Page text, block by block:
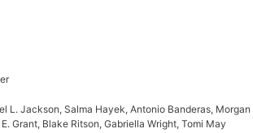
L. Jackson, Salma Hayek, Antonio Banderas, Morgan
Grant, Blake Ritson, Gabriella Wright, Tomi May